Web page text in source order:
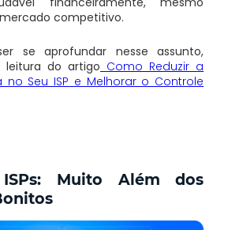
competitivo.
se aprofundar nesse assunto,
leitura do artigo Como Reduzir a
no Seu ISP e Melhorar o Controle
Muito Além dos